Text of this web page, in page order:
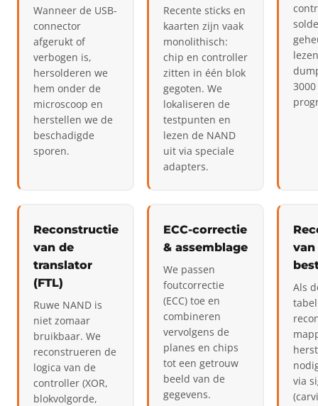
Wanneer de USB-
connector
afgerukt of
verbogen is,
hersolderen we
hem onder de
microscoop en
herstellen we de
beschadigde
sporen.
Recente sticks en
kaarten zijn vaak
monolithisch:
chip en controller
zitten in één blok
gegoten. We
lokaliseren de
testpunten en
lezen de NAND
uit via speciale
adapters.
Reconstructie
van de
translator
(FTL)
Ruwe NAND is
niet zomaar
bruikbaar. We
reconstrueren de
logica van de
controller (XOR,
blokvolgorde,
ECC-correctie
& assemblage
We passen
foutcorrectie
(ECC) toe en
combineren
vervolgens de
planes en chips
tot een getrouw
beeld van de
gegevens.
Als
via